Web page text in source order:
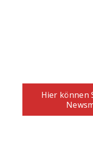
Hier können